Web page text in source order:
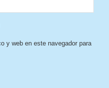
y web en este navegador para